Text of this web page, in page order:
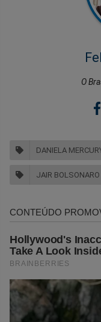
O
DANIELA
JAIR BOLSONARO